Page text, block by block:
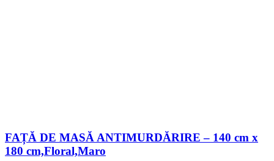
FAȚĂ DE MASĂ ANTIMURDĂRIRE – 140 cm x
180 cm,Floral,Maro